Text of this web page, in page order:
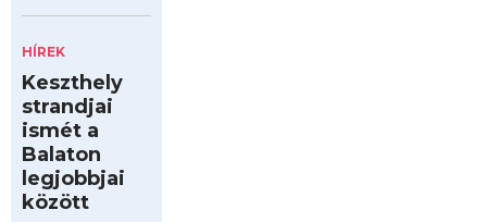
HÍREK
Keszthely
strandjai
ismét a
Balaton
legjobbjai
között